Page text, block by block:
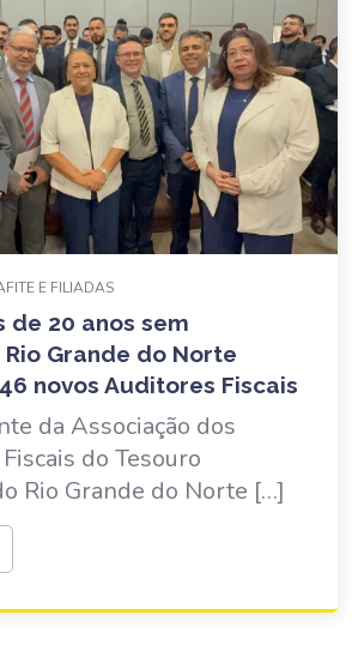
E FILIADAS
de 20 anos sem
Grande do Norte
novos Auditores Fiscais
da Associação dos
do Tesouro
Rio Grande do Norte […]